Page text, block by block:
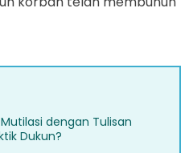
dengan Tulisan
Dukun?